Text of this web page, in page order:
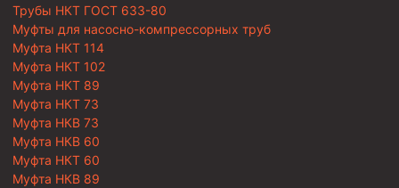
Трубы НКТ ГОСТ 633-80
Муфты для насосно-компрессорных труб
Муфта НКТ 114
Муфта НКТ 102
Муфта НКТ 89
Муфта НКТ 73
Муфта НКВ 73
Муфта НКВ 60
Муфта НКТ 60
Муфта НКВ 89